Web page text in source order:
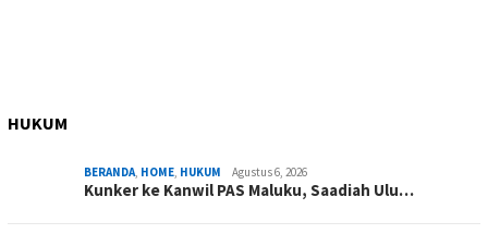
HUKUM
BERANDA, HOME, HUKUM Agustus 6, 2026
Kunker ke Kanwil PAS Maluku, Saadiah Ulu…